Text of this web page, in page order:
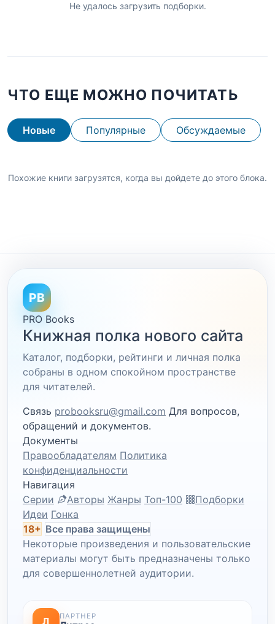
Не удалось загрузить подборки.
ЧТО ЕЩЕ МОЖНО ПОЧИТАТЬ
Новые Популярные Обсуждаемые
Похожие книги загрузятся, когда вы дойдете до этого блока.
PB
PRO Books
Книжная полка нового сайта
Каталог, подборки, рейтинги и личная полка
собраны в одном спокойном пространстве
для читателей.
Связь probooksru@gmail.com Для вопросов,
обращений и документов.
Документы
Правообладателям Политика
конфиденциальности
Навигация
Серии
Авторы Жанры Топ-100
Подборки
Идеи Гонка
18+ Все права защищены
Некоторые произведения и пользовательские
материалы могут быть предназначены только
для совершеннолетней аудитории.
Л ПАРТНЕР